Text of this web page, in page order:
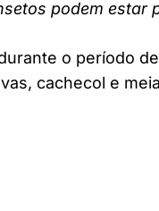
podem estar
o período
cachecol e